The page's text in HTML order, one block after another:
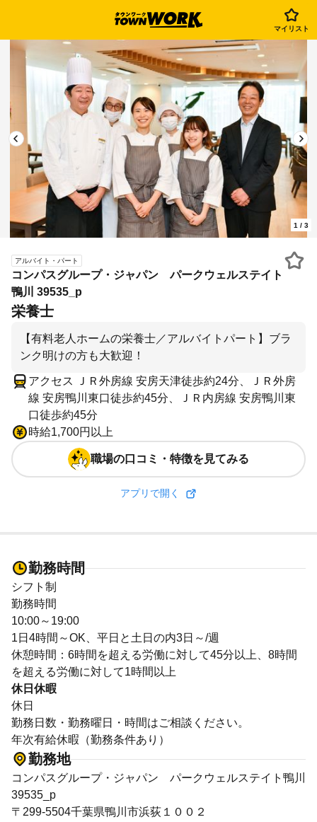
マイリスト
1 / 3
アルバイト・パート
コンパスグループ・ジャパン パークウェルステイト
鴨川 39535_p
栄養士
【有料老人ホームの栄養士／アルバイトパート】ブラ
ンク明けの方も大歓迎！
アクセス ＪＲ外房線 安房天津徒歩約24分、ＪＲ外房
線 安房鴨川東口徒歩約45分、ＪＲ内房線 安房鴨川東
口徒歩約45分
時給1,700円以上
職場の口コミ・特徴を見てみる
アプリで開く
勤務時間
シフト制
勤務時間
10:00～19:00
1日4時間～OK、平日と土日の内3日～/週
休憩時間：6時間を超える労働に対して45分以上、8時間
を超える労働に対して1時間以上
休日休暇
休日
勤務日数・勤務曜日・時間はご相談ください。
年次有給休暇（勤務条件あり）
勤務地
コンパスグループ・ジャパン パークウェルステイト鴨川
39535_p
〒299-5504千葉県鴨川市浜荻１００２